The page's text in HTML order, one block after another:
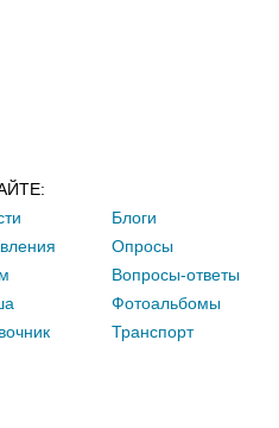
Блоги
Опросы
Вопросы-ответы
Фотоальбомы
Транспорт